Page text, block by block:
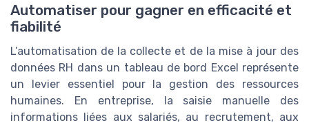
Automatiser pour gagner en efficacité et
fiabilité
L’automatisation de la collecte et de la mise à jour des
données RH dans un tableau de bord Excel représente
un levier essentiel pour la gestion des ressources
humaines. En entreprise, la saisie manuelle des
informations liées aux salariés, au recrutement, aux